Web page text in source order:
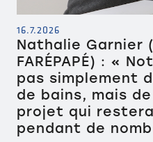
16.7.2026
Nathalie Garnier
FARÉPAPÉ) : «
pas simplement
de bains, mais
projet qui
pendant de